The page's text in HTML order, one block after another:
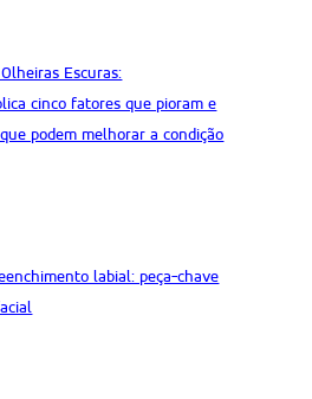
Escuras:
cinco fatores que pioram e
podem melhorar a condição
labial: peça-chave